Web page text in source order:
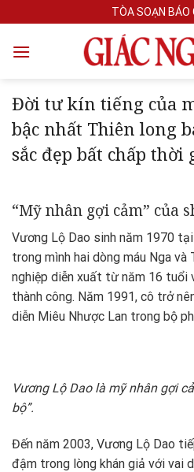
to
content
TÒA SOẠN BÁO
Đời tư kín tiếng của
bậc nhất Thiên long
sắc đẹp bất chấp thời
“Mỹ nhân gợi cảm” của
Vương Lộ Dao sinh năm 1970
trong mình hai dòng máu Nga
nghiệp diễn xuất từ năm 16 tuổi
thành công. Năm 1991, cô trở
diễn Miêu Nhược Lan trong bộ
Vương Lộ Dao là mỹ nhân gợi
bộ”.
Đến năm 2003, Vương Lộ Dao
đậm trong lòng khán giả với vai